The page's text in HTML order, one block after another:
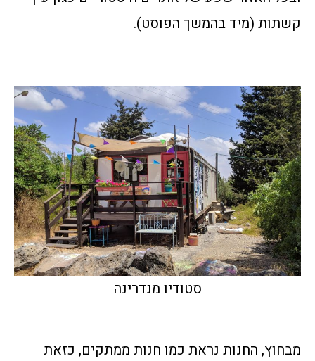
קשתות (מיד בהמשך הפוסט).
סטודיו מנדרינה
מבחוץ, החנות נראת כמו חנות ממתקים, כזאת